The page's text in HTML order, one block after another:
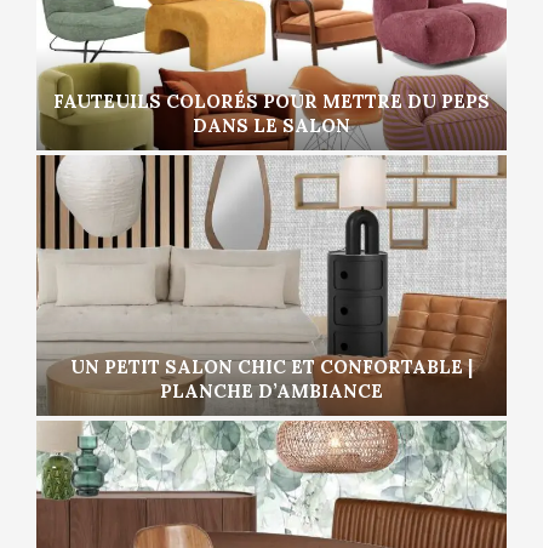
FAUTEUILS COLORÉS POUR METTRE DU PEPS
DANS LE SALON
UN PETIT SALON CHIC ET CONFORTABLE |
PLANCHE D’AMBIANCE